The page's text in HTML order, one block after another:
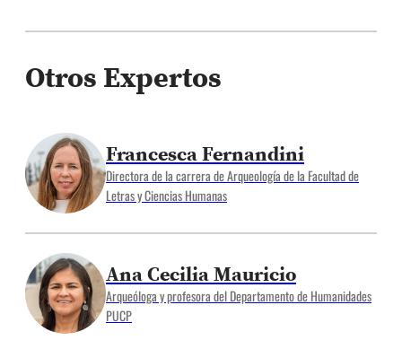
Otros Expertos
Francesca Fernandini
Directora de la carrera de Arqueología de la Facultad de
Letras y Ciencias Humanas
Ana Cecilia Mauricio
Arqueóloga y profesora del Departamento de Humanidades
PUCP